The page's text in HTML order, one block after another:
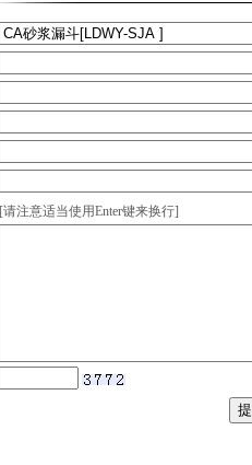
[请注意适当使用Enter键来换行]